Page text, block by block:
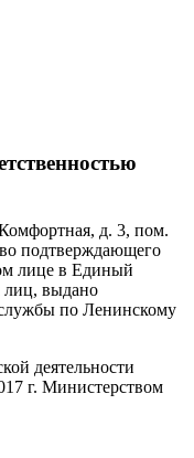
д. 3, пом.
подтверждающего
лице в Единый
лиц, выдано
по Ленинскому
деятельности
г. Министерством